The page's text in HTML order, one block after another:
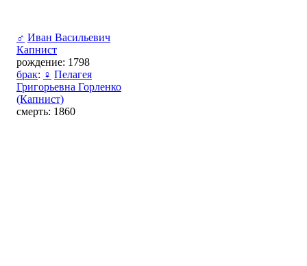
♂ Иван Васильевич
Капнист
рождение: 1798
брак: ♀ Пелагея
Григорьевна Горленко
(Капнист)
смерть: 1860